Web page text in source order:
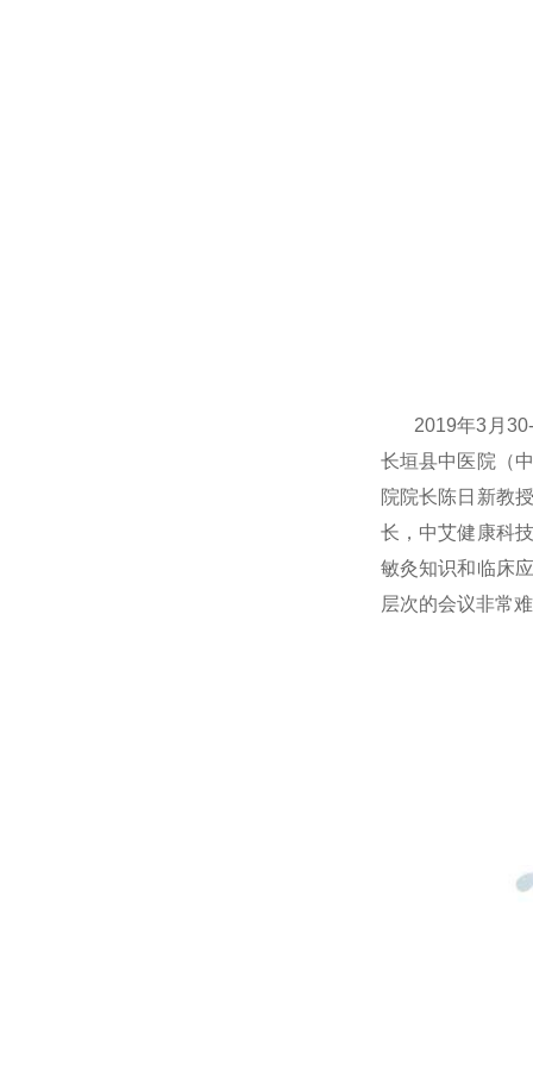
2019年3月
长垣县中医院（
院院长陈日新教
长，中艾健康科
敏灸知识和临床
层次的会议非常